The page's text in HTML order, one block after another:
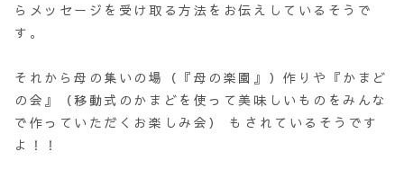
らメッセージを受け取る方法をお伝えしているそうで
す。
それから母の集いの場（『母の楽園』）作りや『かまど
の会』（移動式のかまどを使って美味しいものをみんな
で作っていただくお楽しみ会） もされているそうです
よ！！